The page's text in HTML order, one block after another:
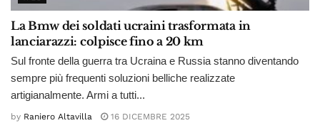
La Bmw dei soldati ucraini trasformata in
lanciarazzi: colpisce fino a 20 km
Sul fronte della guerra tra Ucraina e Russia stanno diventando
sempre più frequenti soluzioni belliche realizzate
artigianalmente. Armi a tutti...
by Raniero Altavilla 16 DICEMBRE 2025